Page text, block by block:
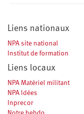
Liens nationaux
NPA site national
Institut de formation
Liens locaux
NPA Matériel militant
NPA Idées
Inprecor